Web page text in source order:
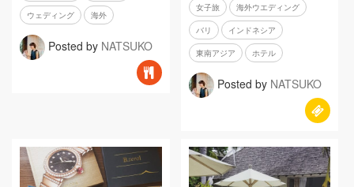
ウェディング 海外
Posted by NATSUKO
女子旅 海外ウエディング
バリ インドネシア
東南アジア ホテル
Posted by NATSUKO